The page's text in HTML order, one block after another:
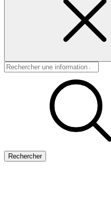
Rechercher